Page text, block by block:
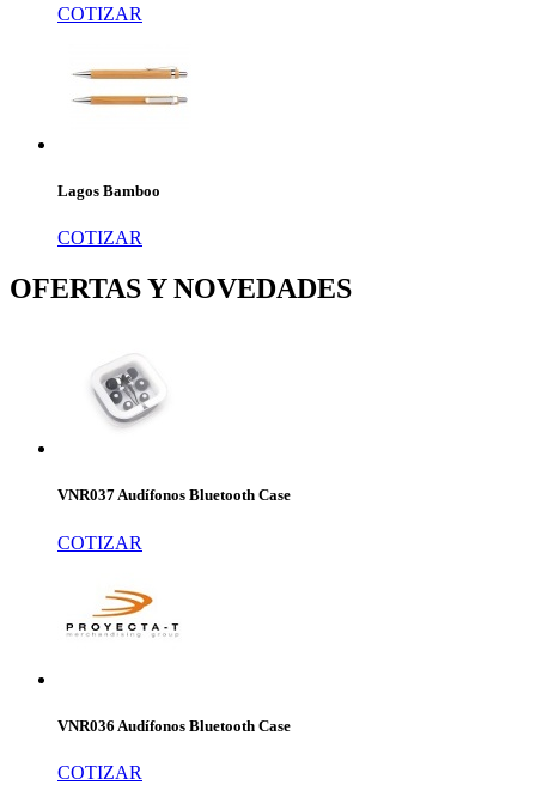
COTIZAR
Lagos Bamboo
COTIZAR
OFERTAS Y NOVEDADES
VNR037 Audífonos Bluetooth Case
COTIZAR
VNR036 Audífonos Bluetooth Case
COTIZAR